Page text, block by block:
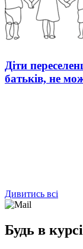
Діти
батьків, не
Дивитись всі
Будь в курсі